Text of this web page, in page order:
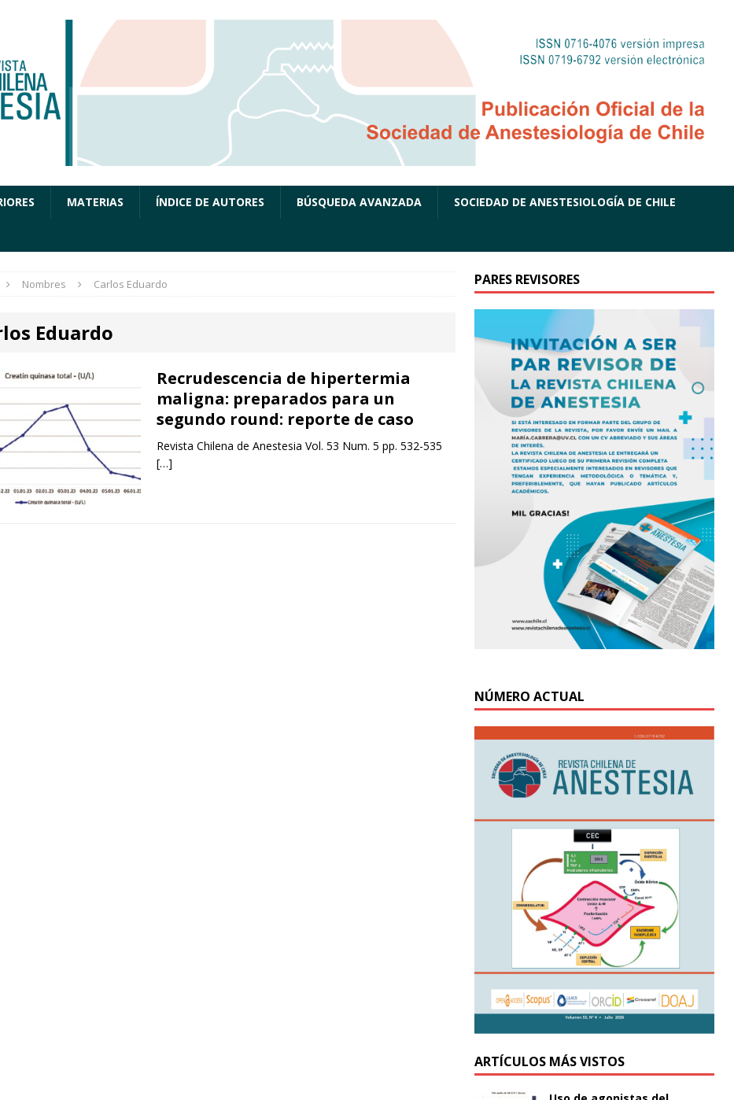
MATERIAS ÍNDICE DE AUTORES BÚSQUEDA AVANZADA SOCIEDAD DE ANESTESIOLOGÍA DE CHILE
Nombres Carlos Eduardo
Eduardo
Recrudescencia de hipertermia
maligna: preparados para un
segundo round: reporte de caso
Revista Chilena de Anestesia Vol. 53 Num. 5 pp. 532-535
[…]
PARES REVISORES
NÚMERO ACTUAL
ARTÍCULOS MÁS VISTOS